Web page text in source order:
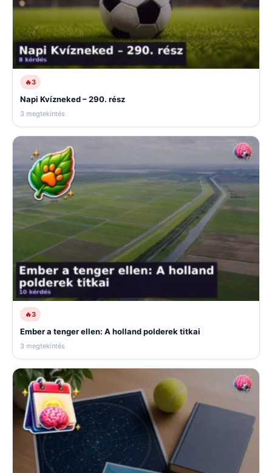
🔥3
Napi Kvízneked – 290. rész
3 megtekintés
🔥3
Ember a tenger ellen: A holland polderek titkai
3 megtekintés